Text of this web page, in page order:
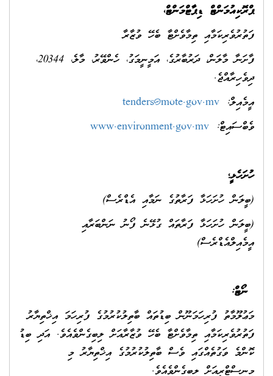
ޕްރޮކިއުމަންޓް ޑިޕާޓްމަންޓް،
ފަތުރުވެރިކަމާއި ތިމާވެށްޓާ ބެހޭ ވުޒާރާ
ފާށަނާ މާލަން، ދަރުބާރުގެ، އަމީނީމަގު، ހެންވޭރު، މާލެ، 20344،
ދިވެހިރާއްޖެ.
އީމެއިލް: tenders@mote.gov.mv
ވެބްސައިޓް: www.environment.gov.mv
ހުށަހެޅީ؛
(ބީލަން ހުށަހަޅާ ފަރާތުގެ ނަމާއި އެޑްރެސް)
(ބީލަން ހުށަހަޅާ ފަރާތައް ގުޅޭނެ ފޯނު ނަންބަރާއި
އީމެއިލްއެޑްރެސް)
ނޯޓް:
މަޢުލޫމާތު ފުރިހަމަނޫން ބިޑުތައް ބާތިލުކުރުމުގެ ފުރިހަމަ އިޚްތިޔާރު
ފަތުރުވެރިކަމާއި ތިމާވެށްޓާ ބެހޭ ވުޒާރާއަށް ލިބިގެންވެއެވެ. އަދި ބިޑު
ކޮންމެ ވަގުތެއްގައި ވެސް ބާތިލުކުރުމުގެ އިޚްތިޔާރު މި
މިނިސްޓްރީއަށް ލިބިގެންވެއެވެ.